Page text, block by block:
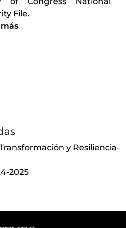
File.
y Resiliencia-
2025